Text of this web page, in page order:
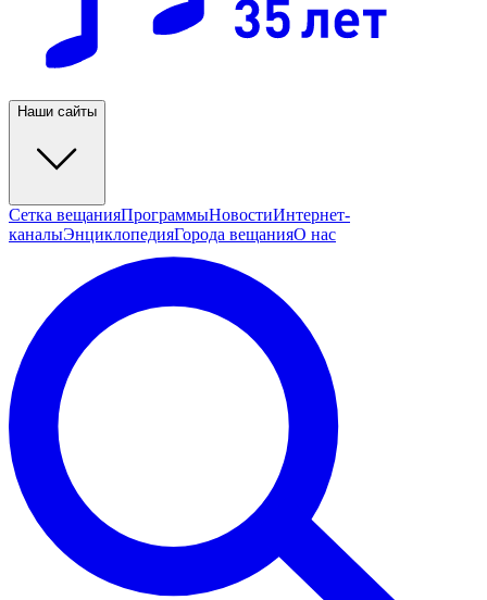
Наши сайты
Сетка вещанияПрограммыНовостиИнтернет-
каналыЭнциклопедияГорода вещанияО нас